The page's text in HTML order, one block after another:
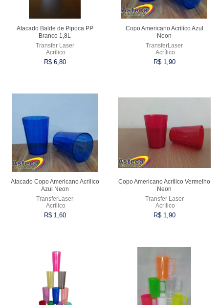
Atacado Balde de Pipoca PP
Branco 1,8L
Transfer Laser
Acrílico
R$ 6,80
Copo Americano Acrilíco Azul
Neon
TransferLaser
Acrílico
R$ 1,90
Atacado Copo Americano Acrilíco
Azul Neon
TransferLaser
Acrílico
R$ 1,60
Copo Americano Acrílico Vermelho
Neon
Transfer Laser
Acrílico
R$ 1,90